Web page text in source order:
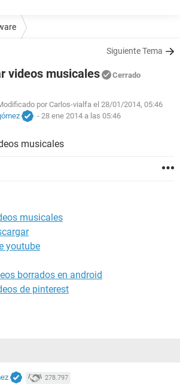
Siguiente Tema
videos musicales Cerrado
por Carlos-vialfa el 28/01/2014, 05:46
- 28 ene 2014 a las 05:46
musicales
musicales
youtube
borrados en android
de pinterest
278.797